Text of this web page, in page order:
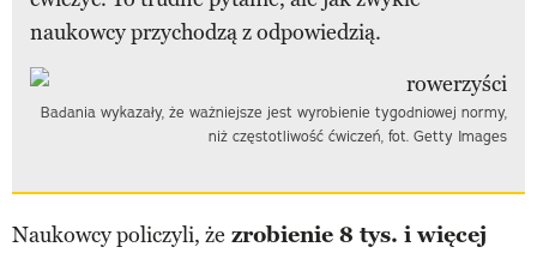
naukowcy przychodzą z odpowiedzią.
Badania wykazały, że ważniejsze jest wyrobienie tygodniowej normy,
niż częstotliwość ćwiczeń, fot. Getty Images
Naukowcy policzyli, że zrobienie 8 tys. i więcej